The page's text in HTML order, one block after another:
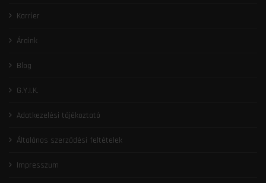
Karrier
Áraink
Blog
G.Y.I.K.
Adatkezelési tájékoztató
Általános szerződési feltételek
Impresszum